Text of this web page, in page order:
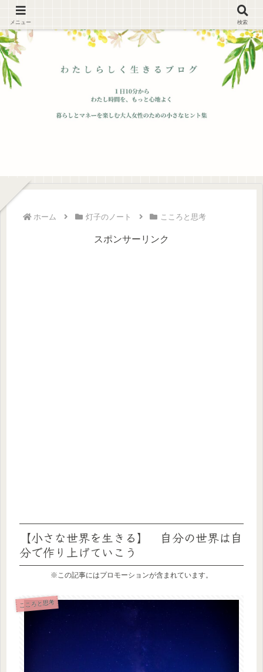
ホーム 灯子のノート こころと思考
スポンサーリンク
【小さな世界を生きる】 自分の世界は自
分で作り上げていこう
※この記事にはプロモーションが含まれています。
こころと思考
メニュー 検索